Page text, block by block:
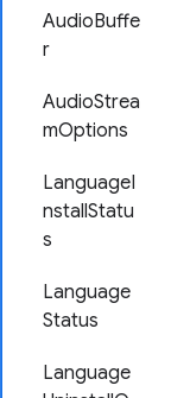
AudioBuffe
r
AudioStrea
mOptions
LanguageI
nstallStatu
s
Language
Status
Language